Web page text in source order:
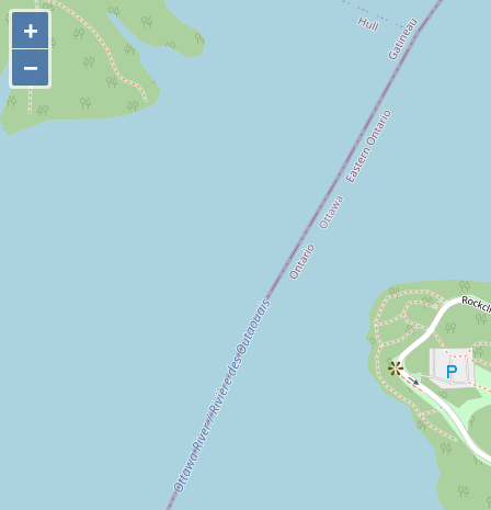
+
−
+
−